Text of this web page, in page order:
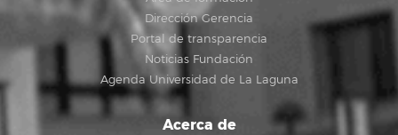
Dirección Gerencia
Portal de transparencia
Noticias Fundación
Agenda Universidad de La Laguna
Acerca de